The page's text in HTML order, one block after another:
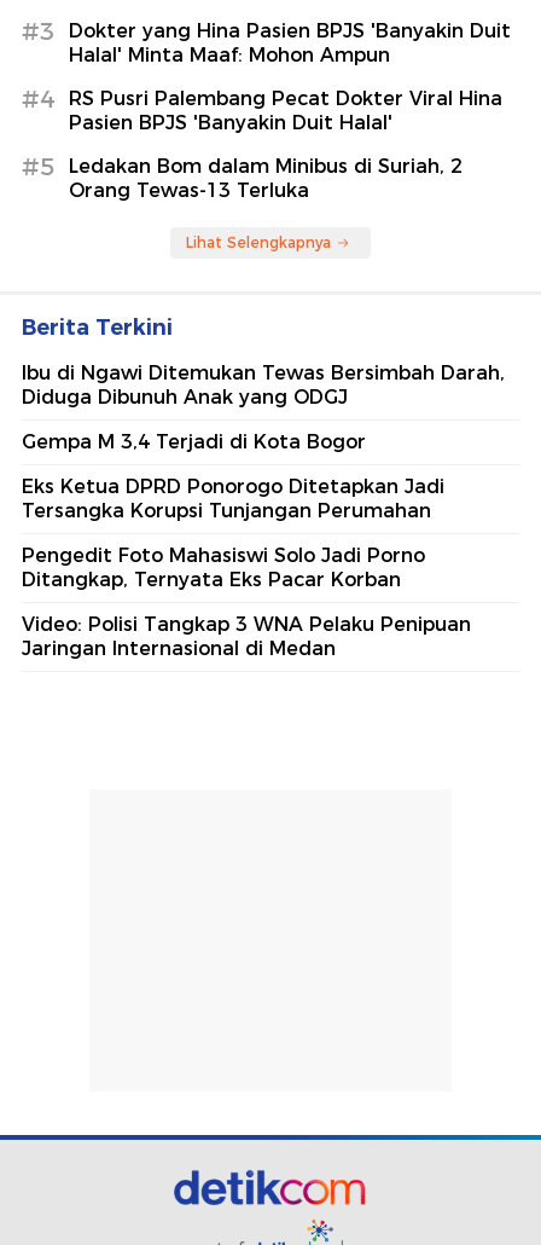
#3
Dokter yang Hina Pasien BPJS 'Banyakin Duit
Halal' Minta Maaf: Mohon Ampun
#4
RS Pusri Palembang Pecat Dokter Viral Hina
Pasien BPJS 'Banyakin Duit Halal'
#5
Ledakan Bom dalam Minibus di Suriah, 2
Orang Tewas-13 Terluka
Lihat Selengkapnya
Berita Terkini
Ibu di Ngawi Ditemukan Tewas Bersimbah Darah,
Diduga Dibunuh Anak yang ODGJ
Gempa M 3,4 Terjadi di Kota Bogor
Eks Ketua DPRD Ponorogo Ditetapkan Jadi
Tersangka Korupsi Tunjangan Perumahan
Pengedit Foto Mahasiswi Solo Jadi Porno
Ditangkap, Ternyata Eks Pacar Korban
Video: Polisi Tangkap 3 WNA Pelaku Penipuan
Jaringan Internasional di Medan